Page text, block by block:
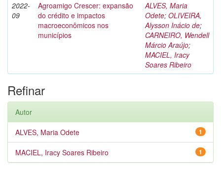
2022-
09
Agroamigo Crescer: expansão
do crédito e impactos
macroeconômicos nos
municípios
ALVES, Maria
Odete; OLIVEIRA,
Alysson Inácio de;
CARNEIRO, Wendell
Márcio Araújo;
MACIEL, Iracy
Soares Ribeiro
Refinar
Autor
1
ALVES, Maria Odete
1
MACIEL, Iracy Soares Ribeiro